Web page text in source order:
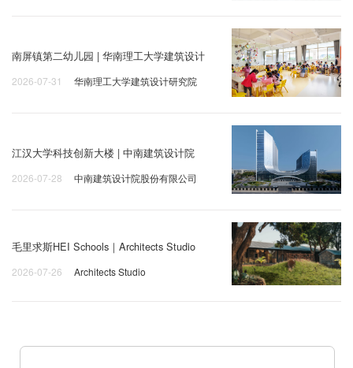
南屏镇第二幼儿园 | 华南理工大学建筑设计
2026-07-31 华南理工大学建筑设计研究院
江汉大学科技创新大楼 | 中南建筑设计院
2026-07-28 中南建筑设计院股份有限公司
毛里求斯HEI Schools｜Architects Studio
2026-07-26 Architects Studio